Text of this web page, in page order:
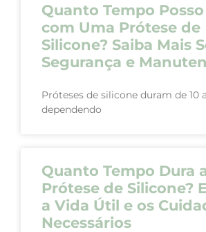
Quanto Tempo
com Uma Prótese de
Silicone? Saiba Mais
Segurança e
Próteses de silicone duram de 10
dependendo
Quanto Tempo Dura
Prótese de Silicone?
a Vida Útil e os
Necessários